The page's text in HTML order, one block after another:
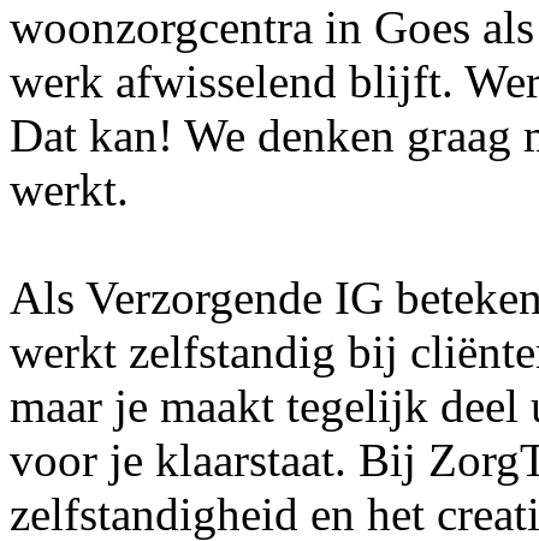
woonzorgcentra in Goes
werk afwisselend blijft.
Dat kan! We denken
werkt.
Als Verzorgende IG
werkt zelfstandig bij
maar je maakt tegelijk
voor je klaarstaat. Bij
zelfstandigheid en het